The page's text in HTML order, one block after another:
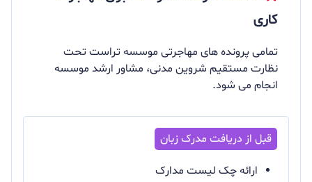
کاری
تمامی پرونده های مهاجرتی موسسه تراست تحت
نظارت مستقیم شروین مدنی، مشاور ارشد موسسه
انجام می شود.
ارائه چک لیست مدارک